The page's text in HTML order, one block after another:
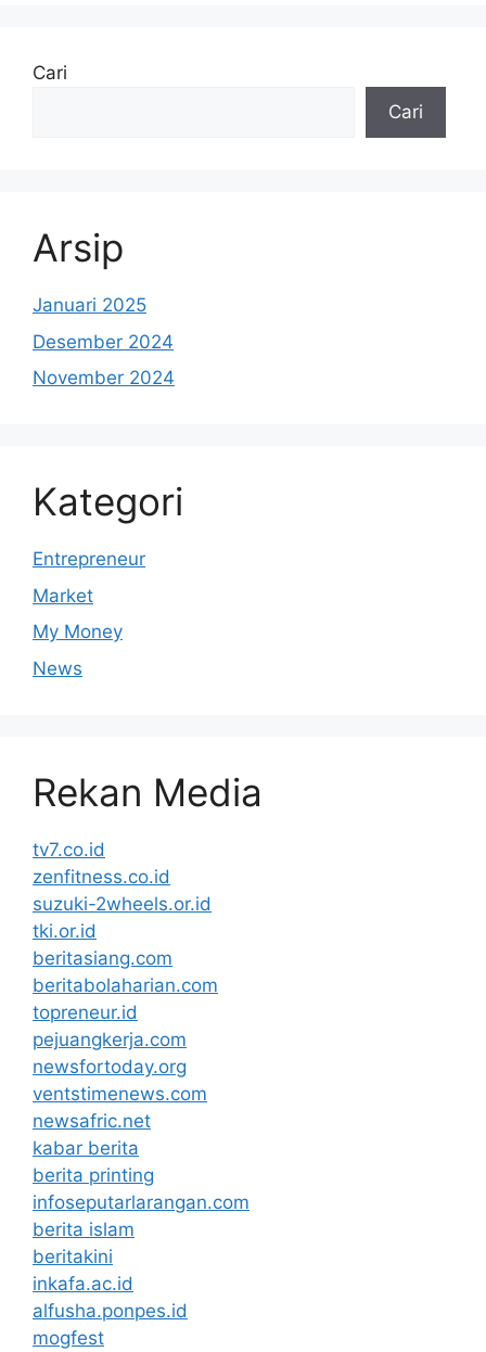
Cari
Cari
Arsip
Januari 2025
Desember 2024
November 2024
Kategori
Entrepreneur
Market
My Money
News
Rekan Media
tv7.co.id
zenfitness.co.id
suzuki-2wheels.or.id
tki.or.id
beritasiang.com
beritabolaharian.com
topreneur.id
pejuangkerja.com
newsfortoday.org
ventstimenews.com
newsafric.net
kabar berita
berita printing
infoseputarlarangan.com
berita islam
beritakini
inkafa.ac.id
alfusha.ponpes.id
mogfest